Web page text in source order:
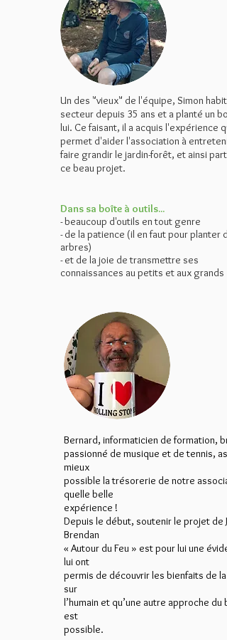
Un des "vieux" de l'équipe, Simon
secteur depuis 35 ans et a planté un
lui. Ce faisant, il a acquis l'expérience
permet d'aider l'association à
faire grandir le jardin-forêt, et ainsi
ce beau projet.
Dans sa boîte à outils...
- beaucoup d'outils en tout genre
- de la patience (il en faut pour planter
arbres)
- et de la joie de transmettre ses
connaissances au petits et aux grands
Bernard, informaticien de formation,
passionné de musique et de tennis,
mieux
possible la trésorerie de notre
quelle belle
expérience !
Depuis le début, soutenir le projet de
Brendan
« Autour du Feu » est pour lui une
lui ont
permis de découvrir les bienfaits de la
sur
l’humain et qu’une autre approche du
est
possible.